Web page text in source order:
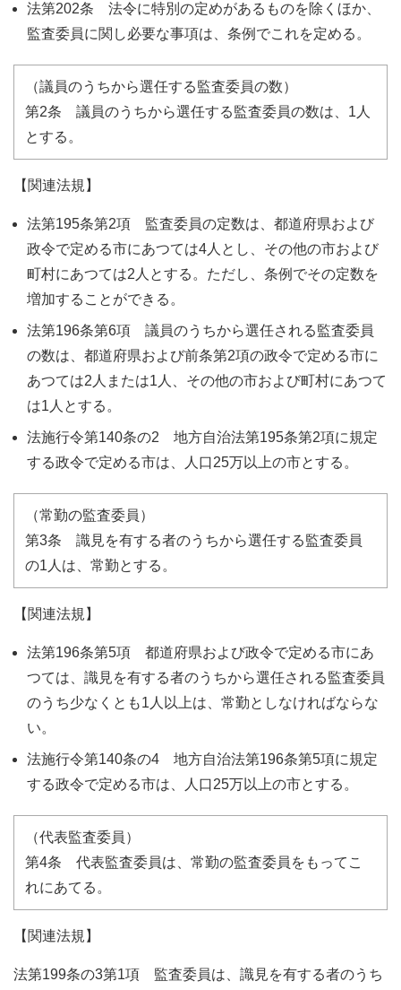
法第202条 法令に特別の定めがあるものを除くほか、
監査委員に関し必要な事項は、条例でこれを定める。
（議員のうちから選任する監査委員の数）
第2条 議員のうちから選任する監査委員の数は、1人
とする。
【関連法規】
法第195条第2項 監査委員の定数は、都道府県および
政令で定める市にあつては4人とし、その他の市および
町村にあつては2人とする。ただし、条例でその定数を
増加することができる。
法第196条第6項 議員のうちから選任される監査委員
の数は、都道府県および前条第2項の政令で定める市に
あつては2人または1人、その他の市および町村にあつて
は1人とする。
法施行令第140条の2 地方自治法第195条第2項に規定
する政令で定める市は、人口25万以上の市とする。
（常勤の監査委員）
第3条 識見を有する者のうちから選任する監査委員
の1人は、常勤とする。
【関連法規】
法第196条第5項 都道府県および政令で定める市にあ
つては、識見を有する者のうちから選任される監査委員
のうち少なくとも1人以上は、常勤としなければならな
い。
法施行令第140条の4 地方自治法第196条第5項に規定
する政令で定める市は、人口25万以上の市とする。
（代表監査委員）
第4条 代表監査委員は、常勤の監査委員をもってこ
れにあてる。
【関連法規】
法第199条の3第1項 監査委員は、識見を有する者のうち